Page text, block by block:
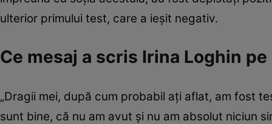
ulterior primului test, care a ieșit negativ.
Ce mesaj a scris Irina Loghin
„Dragii mei, după cum probabil ați aflat, am fost
sunt bine, că nu am avut și nu am absolut niciun